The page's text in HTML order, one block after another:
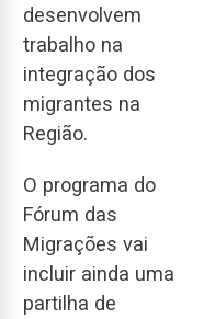
desenvolvem
trabalho na
integração dos
migrantes na
Região.
O programa do
Fórum das
Migrações vai
incluir ainda uma
partilha de